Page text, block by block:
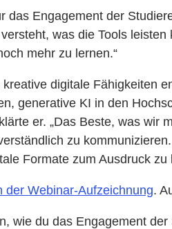
das Engagement der
was die Tools
mehr zu lernen.“
digitale Fähigkeiten
generative KI in den
er. „Das Beste, was
zu
Formate zum Ausdruck zu
der Webinar-Aufzeichnung.
wie du das Engagement